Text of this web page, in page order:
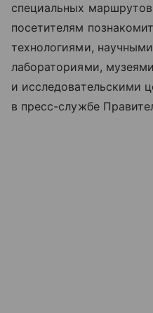
специальных
посетителям
технологиями,
лабораториями,
и исследовательскими
в пресс-службе